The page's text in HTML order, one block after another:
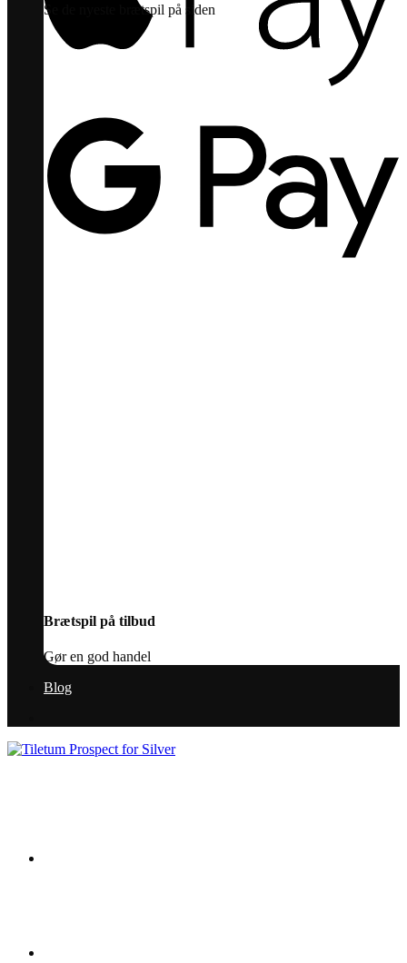
Se de nyeste brætspil på siden
Brætspil på tilbud
Gør en god handel
Blog